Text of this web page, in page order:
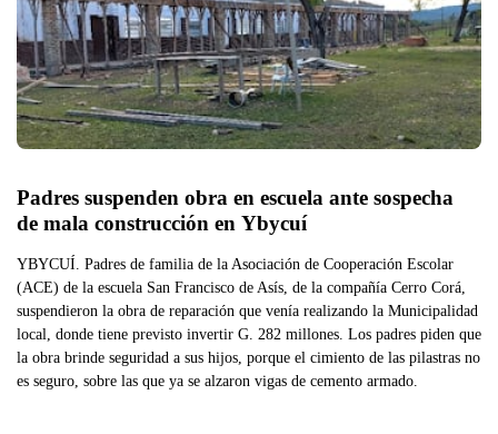
Padres suspenden obra en escuela ante sospecha
de mala construcción en Ybycuí
YBYCUÍ. Padres de familia de la Asociación de Cooperación Escolar
(ACE) de la escuela San Francisco de Asís, de la compañía Cerro Corá,
suspendieron la obra de reparación que venía realizando la Municipalidad
local, donde tiene previsto invertir G. 282 millones. Los padres piden que
la obra brinde seguridad a sus hijos, porque el cimiento de las pilastras no
es seguro, sobre las que ya se alzaron vigas de cemento armado.